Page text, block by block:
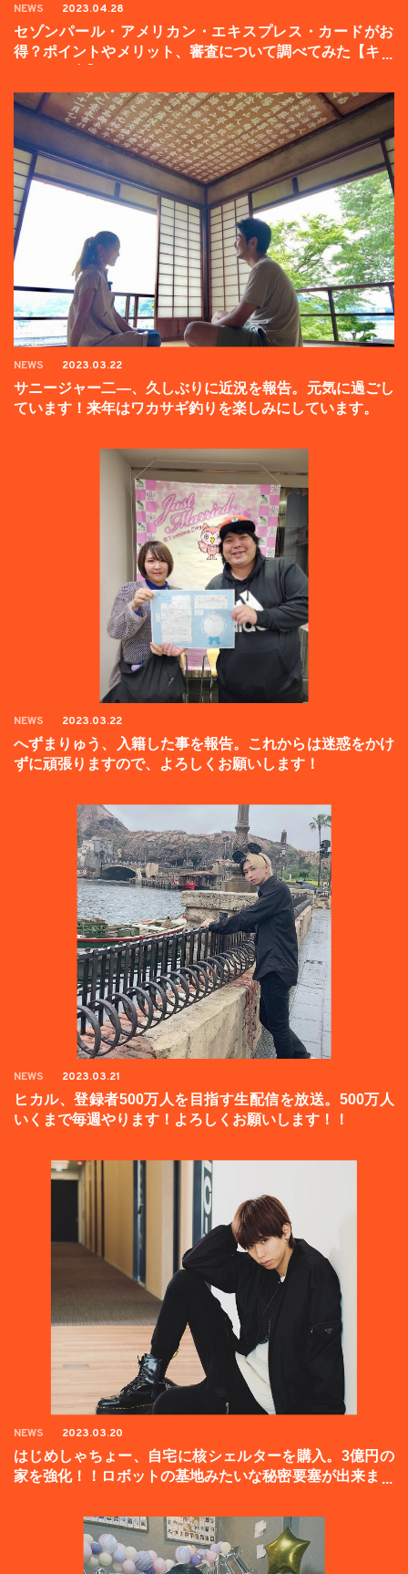
NEWS 2023.04.28
セゾンパール・アメリカン・エキスプレス・カードがお
得？ポイントやメリット、審査について調べてみた【キャ
NEWS 2023.03.22
サニージャー二―、久しぶりに近況を報告。元気に過ごし
ています！来年はワカサギ釣りを楽しみにしています。
NEWS 2023.03.22
へずまりゅう、入籍した事を報告。これからは迷惑をかけ
ずに頑張りますので、よろしくお願いします！
NEWS 2023.03.21
ヒカル、登録者500万人を目指す生配信を放送。500万人
いくまで毎週やります！よろしくお願いします！！
NEWS 2023.03.20
はじめしゃちょー、自宅に核シェルターを購入。3億円の
家を強化！！ロボットの基地みたいな秘密要塞が出来まし